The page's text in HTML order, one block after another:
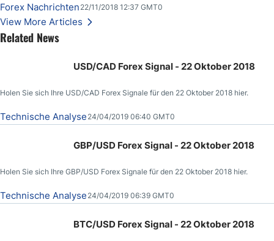
dass die US-Rohöllagerbestände den höchsten Stand seit Dezember 2017
erreichten.
Forex Nachrichten 22/11/2018 12:37 GMT0
View More Articles
Related News
USD/CAD Forex Signal - 22 Oktober 2018
Holen Sie sich Ihre USD/CAD Forex Signale für den 22 Oktober 2018 hier.
Technische Analyse 24/04/2019 06:40 GMT0
GBP/USD Forex Signal - 22 Oktober 2018
Holen Sie sich Ihre GBP/USD Forex Signale für den 22 Oktober 2018 hier.
Technische Analyse 24/04/2019 06:39 GMT0
BTC/USD Forex Signal - 22 Oktober 2018